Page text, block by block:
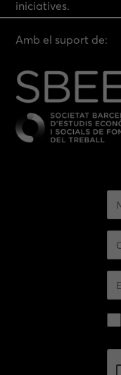
iniciatives.
Amb el suport de: